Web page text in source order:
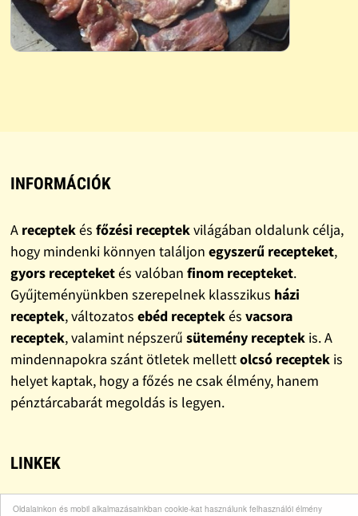
Oldalainkon és mobil alkalmazásainkban cookie-kat használunk felhasználói élmény
INFORMÁCIÓK
A receptekés főzési receptekvilágában oldalunk célja,
hogy mindenki könnyen találjon egyszerű recepteket,
gyors recepteketés valóban finom recepteket.
Gyűjteményünkben szerepelnek klasszikus házi
receptek, változatos ebéd receptekés vacsora
receptek, valamint népszerű sütemény receptekis. A
mindennapokra szánt ötletek mellettolcsó receptekis
helyet kaptak, hogy a főzés ne csak élmény, hanem
pénztárcabarát megoldás is legyen.
LINKEK
Bohócdoktor